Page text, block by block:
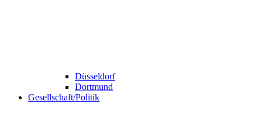
Düsseldorf
Dortmund
Gesellschaft/Politik